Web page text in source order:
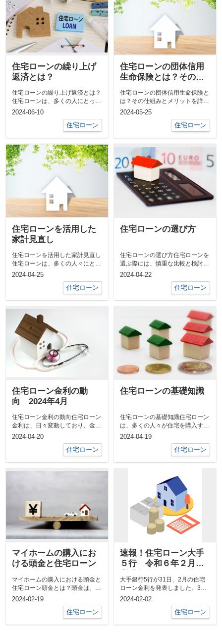
住宅ローンの繰り上げ
返済とは？
住宅ローンの繰り上げ返済とは？
住宅ローンは、多くの人にとって
人生で最も大きな借金の一つで
2024-06-10
住宅ローン
住宅ローンの団体信用
生命保険とは？その仕
組みとメリットを詳し
く解説
住宅ローンの団体信用生命保険と
は？その仕組みとメリットを詳し
く解説家を購入する際、多くの人
2024-05-25
住宅ローン
住宅ローンを活用した
家計見直し
住宅ローンを活用した家計見直し
住宅ローンは、多くの人々にとっ
て人生で最大の借金となります。
2024-04-25
住宅ローン
住宅ローンの選び方
住宅ローンの選び方住宅ローンを
選ぶ際には、慎重な比較と検討が
必要です。以下に、住宅ローンを
2024-04-22
住宅ローン
住宅ローン金利の動
向 2024年4月
住宅ローン金利の動向住宅ローン
金利は、日々変動しており、金融
機関の政策や市場の状況によって
2024-04-20
住宅ローン
住宅ローンの基礎知識
住宅ローンの基礎知識住宅ローン
は、多くの人々が住宅を購入する
際に利用する重要な金融商品で
2024-04-19
住宅ローン
マイホームの購入にお
ける頭金と住宅ローン
マイホームの購入における頭金と
住宅ローン頭金とは？頭金は、住
宅ローンを組む際に最初に支払う
2024-02-19
住宅ローン
速報！住宅ローン大手
５行 令和６年２月金
大手銀行5行が31日、2月の住宅
ローン金利を発表しました。3行
は代表的な固定期間10年の基準金
2024-02-02
住宅ローン